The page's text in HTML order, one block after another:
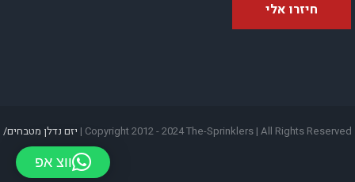
Copyright 2012 - 2024 The-Sprinklers | All Rights Reserved | יזם נדלן מטבחים/
ווצ אפ